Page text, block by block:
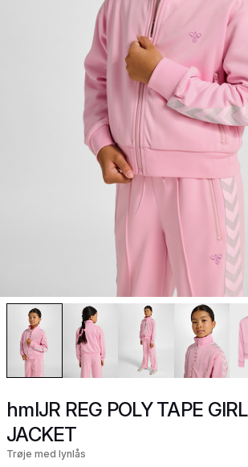
hmlJR REG POLY TAPE
JACKET
Trøje med lynlås